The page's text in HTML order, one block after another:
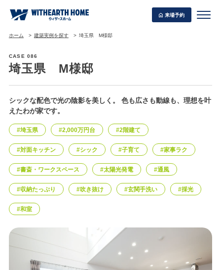
来場予約
WITHEARTH HOME の BEST PLAN
エリア限定商品
ホーム 建築実例を探す 埼玉県 M様邸
CASE 086
埼玉県 M様邸
シックな配色で光の陰影を美しく。 色も広さも動線も、理想を叶
えたわが家です。
#埼玉県 #2,000万円台 #2階建て
#対面キッチン #シック #子育て #家事ラク
#書斎・ワークスペース #太陽光発電 #通風
#収納たっぷり #吹き抜け #玄関手洗い #採光
#和室